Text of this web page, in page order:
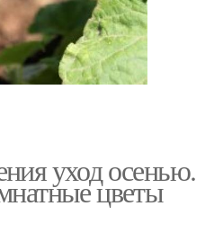
уход осенью.
цветы